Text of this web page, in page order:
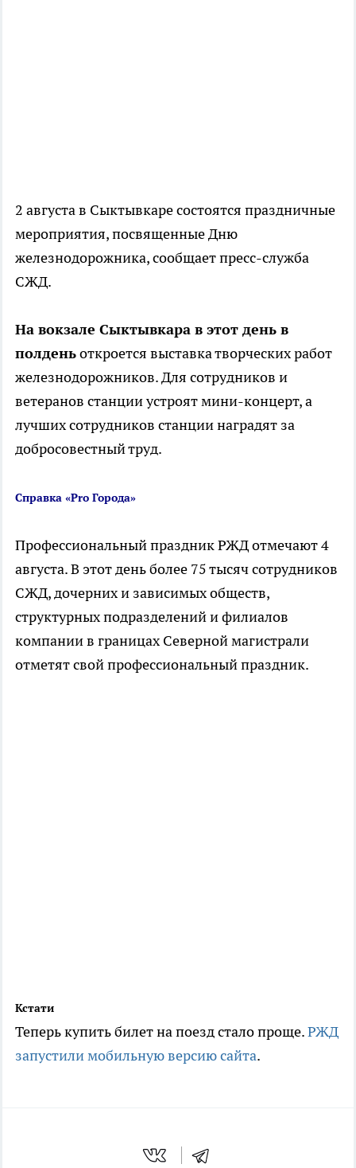
2 августа в Сыктывкаре состоятся праздничные
мероприятия, посвященные Дню
железнодорожника, сообщает пресс-служба
СЖД.
На вокзале Сыктывкара в этот день в
полденьоткроется выставка творческих работ
железнодорожников. Для сотрудников и
ветеранов станции устроят мини-концерт, а
лучших сотрудников станции наградят за
добросовестный труд.
Справка «Pro Города»
Профессиональный праздник РЖД отмечают 4
августа. В этот день более 75 тысяч сотрудников
СЖД, дочерних и зависимых обществ,
структурных подразделений и филиалов
компании в границах Северной магистрали
отметят свой профессиональный праздник.
Кстати
Теперь купить билет на поезд стало проще.РЖД
запустили мобильную версию сайта.